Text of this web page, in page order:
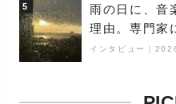
5
雨の日に、音
理由。専門家
ケープ
インタビュー